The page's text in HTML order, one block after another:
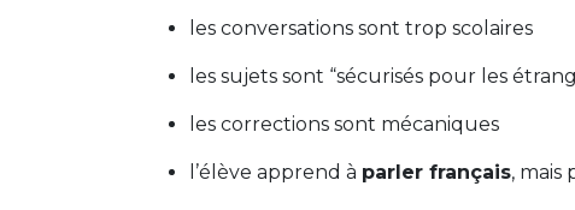
les conversations sont trop scolaires
les sujets sont “sécurisés pour les
les corrections sont mécaniques
l’élève apprend à parler français, mais